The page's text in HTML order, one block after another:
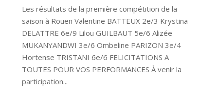
Les résultats de la première compétition de la
saison à Rouen Valentine BATTEUX 2e/3 Krystina
DELATTRE 6e/9 Lilou GUILBAUT 5e/6 Alizée
MUKANYANDWI 3e/6 Ombeline PARIZON 3e/4
Hortense TRISTANI 6e/6 FELICITATIONS A
TOUTES POUR VOS PERFORMANCES À venir la
participation...